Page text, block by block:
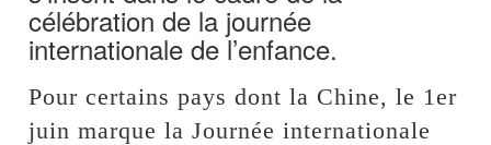
célébration de la journée
internationale de l’enfance.
Pour certains pays dont la Chine, le 1er
juin marque la Journée internationale